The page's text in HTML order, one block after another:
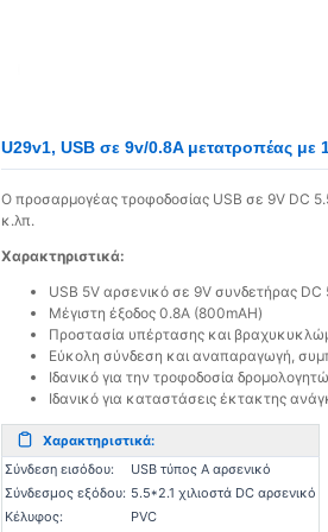
U29v1, USB σε 9v/0.8A μετατροπέας με
Ο προσαρμογέας τροφοδοσίας USB σε 9V DC
κ.λπ.
Χαρακτηριστικά:
USB 5V αρσενικό σε 9V συνδετήρας DC
Μέγιστη έξοδος 0.8Α (800mAH)
Προστασία υπέρτασης και
Εύκολη σύνδεση και αναπαραγωγή,
Ιδανικό για την τροφοδοσία
Ιδανικό για καταστάσεις έκτακτης
Χαρακτηριστικά:
Σύνδεση εισόδου:
USB τύπος A αρσενικό
Σύνδεσμος εξόδου: 5.5*2.1 χιλιοστά DC αρσενικό
Κέλυφος:
PVC